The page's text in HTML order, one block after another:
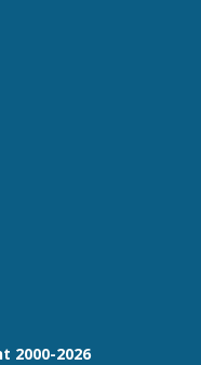
2000-2026